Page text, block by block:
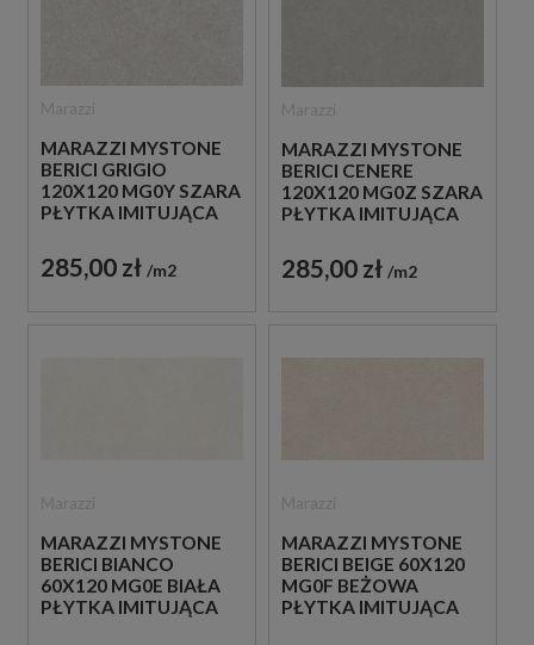
MARAZZI MYSTONE
BERICI GRIGIO
120X120 MG0Y SZARA
PŁYTKA IMITUJĄCA
285,00 zł m2
MARAZZI MYSTONE
BERICI CENERE
120X120 MG0Z SZARA
PŁYTKA IMITUJĄCA
285,00 zł m2
MARAZZI MYSTONE
BERICI BIANCO
60X120 MG0E BIAŁA
PŁYTKA IMITUJĄCA
MARAZZI MYSTONE
BERICI BEIGE 60X120
MG0F BEŻOWA
PŁYTKA IMITUJĄCA